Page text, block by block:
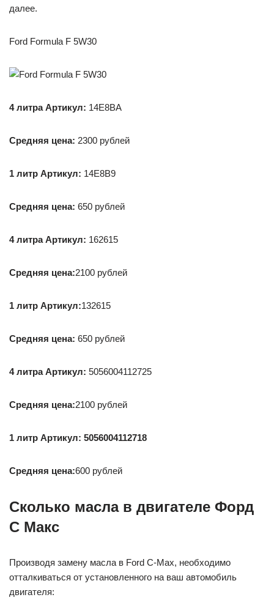
далее.
Ford Formula F 5W30
4 литра Артикул: 14E8BA
Средняя цена: 2300 рублей
1 литр Артикул: 14E8B9
Средняя цена: 650 рублей
4 литра Артикул: 162615
Средняя цена:2100 рублей
1 литр Артикул:132615
Средняя цена: 650 рублей
4 литра Артикул: 5056004112725
Средняя цена:2100 рублей
1 литр Артикул: 5056004112718
Средняя цена:600 рублей
Сколько масла в двигателе Форд
С Макс
Производя замену масла в Ford C-Max, необходимо
отталкиваться от установленного на ваш автомобиль
двигателя: